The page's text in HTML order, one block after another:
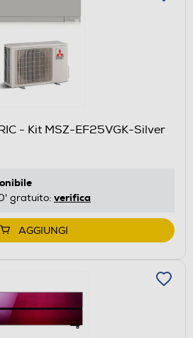
ELECTRIC - Kit MSZ-EF25VGK-Silver
gratuito: verifica
AGGIUNGI